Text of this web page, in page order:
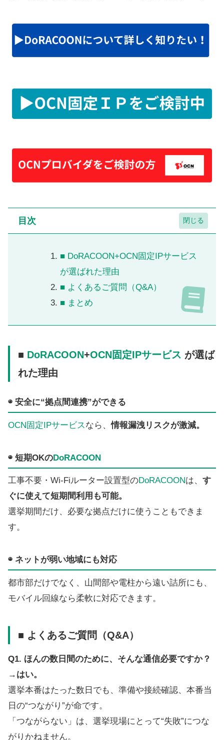
目次
■ DoRACOON+OCN固定IPサービス
が選ばれた理由
■ よくあるご質問（Q&A）
■ まとめ
■ DoRACOON+OCN固定IPサービス が選ば
れた理由
◉ 安全に“拠点間連携”ができる
OCN固定IPサービス なら、情報漏洩リスクが激減。
◉ 短期OKのDoRACOON
工事不要・Wi-Fiルーター設置型のDoRACOONは、 す
ぐに使えて短期間利用も可能。
選挙期間だけ、必要な拠点だけに使うこともできま
す。
◉ ネットが弱い地域にも対応
都市部だけでなく、山間部や電柱から遠い詰所にも、
モバイル回線なら柔軟に対応できます。
■ よくあるご質問（Q&A）
Q1. ほんの数日間のために、そんな通信必要ですか？
→ はい。
選挙本番はたった数日でも、準備や接続確認、本番当
日の“つながり”が命です。
「つながらない」は、選挙現場にとって“失敗”につな
がりかねません。